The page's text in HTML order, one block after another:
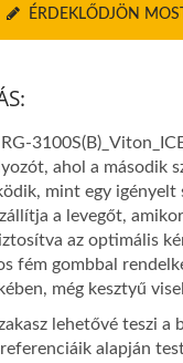
ÉRDEKLŐDJÖN MOST
ahol a második
mint egy igényelt
a levegőt,
az optimális
fém gombbal
még kesztyű
lehetővé teszi a
alapján